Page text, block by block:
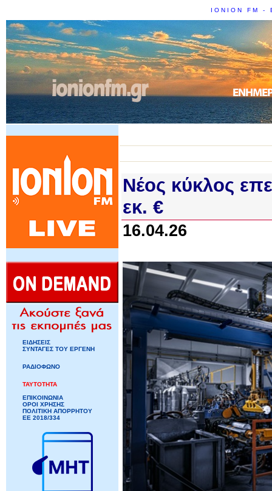
IONION FM -
ΕΙΔΗΣΕΙΣ
ΣΥΝΤΑΓΕΣ ΤΟΥ ΕΡΓΕΝΗ
ΡΑΔΙΟΦΩΝΟ
ΤΑΥΤΟΤΗΤΑ
ΕΠΙΚΟΙΝΩΝΙΑ
ΟΡΟΙ ΧΡΗΣΗΣ
ΠΟΛΙΤΙΚΗ ΑΠΟΡΡΗΤΟΥ
ΕΕ 2018/334
Νέος κύκλος
εκ. €
16.04.26